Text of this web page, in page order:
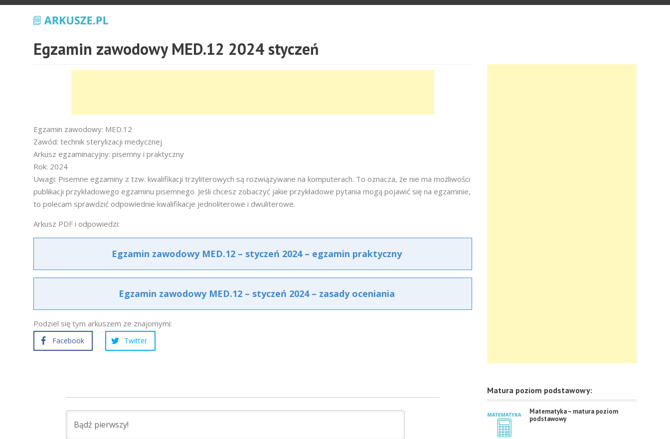
Egzamin zawodowy MED.12 2024 styczeń
Egzamin zawodowy: MED.12
Zawód: technik sterylizacji medycznej
Arkusz egzaminacyjny: pisemny i praktyczny
Rok: 2024
Uwagi: Pisemne egzaminy z tzw. kwalifikacji trzyliterowych są rozwiązywane na komputerach. To oznacza, że nie ma możliwości
publikacji przykładowego egzaminu pisemnego. Jeśli chcesz zobaczyć jakie przykładowe pytania mogą pojawić się na egzaminie,
to polecam sprawdzić odpowiednie kwalifikacje jednoliterowe i dwuliterowe.
Arkusz PDF i odpowiedzi:
Egzamin zawodowy MED.12 – styczeń 2024 – egzamin praktyczny
Egzamin zawodowy MED.12 – styczeń 2024 – zasady oceniania
Podziel się tym arkuszem ze znajomymi:
Facebook Twitter
Matura poziom podstawowy:
Matematyka – matura poziom
podstawowy